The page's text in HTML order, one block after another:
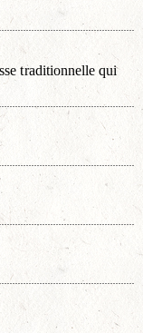
traditionnelle qui